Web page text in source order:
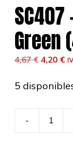
Green
4,67€ El
original
4,67 €.
4,20 €El
5
-